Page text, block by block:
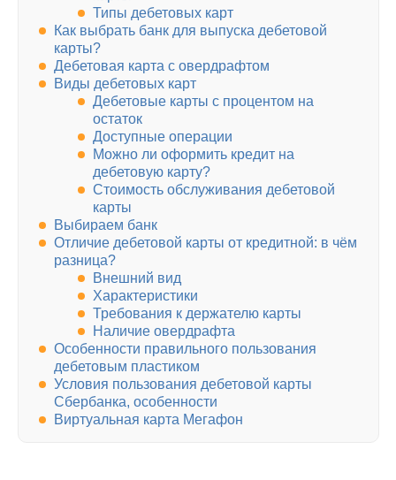
Типы дебетовых карт
Как выбрать банк для выпуска дебетовой
карты?
Дебетовая карта с овердрафтом
Виды дебетовых карт
Дебетовые карты с процентом на
остаток
Доступные операции
Можно ли оформить кредит на
дебетовую карту?
Стоимость обслуживания дебетовой
карты
Выбираем банк
Отличие дебетовой карты от кредитной: в чём
разница?
Внешний вид
Характеристики
Требования к держателю карты
Наличие овердрафта
Особенности правильного пользования
дебетовым пластиком
Условия пользования дебетовой карты
Сбербанка, особенности
Виртуальная карта Мегафон